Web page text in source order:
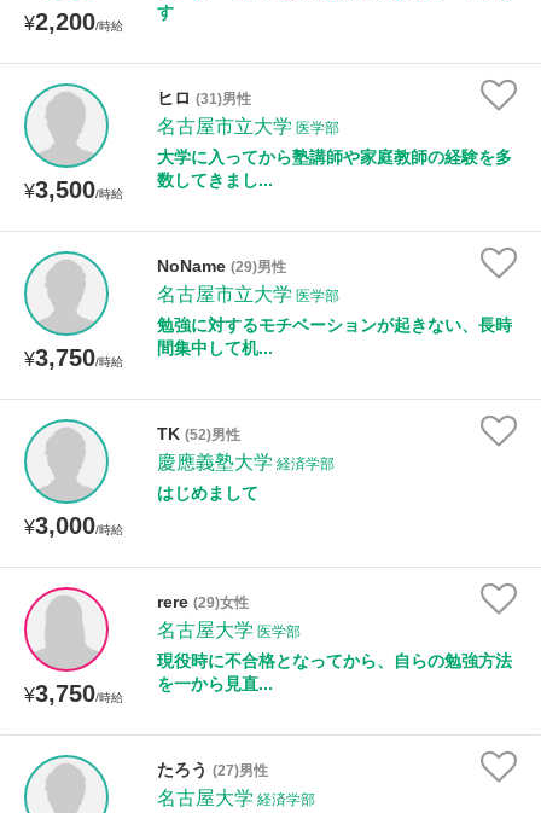
¥2,200/時給
す
¥3,500/時給
ヒロ (31)男性
名古屋市立大学 医学部
大学に入ってから塾講師や家庭教師の経験を多
数してきまし...
¥3,750/時給
NoName (29)男性
名古屋市立大学 医学部
勉強に対するモチベーションが起きない、長時
間集中して机...
¥3,000/時給
TK (52)男性
慶應義塾大学 経済学部
はじめまして
¥3,750/時給
rere (29)女性
名古屋大学 医学部
現役時に不合格となってから、自らの勉強方法
を一から見直...
たろう (27)男性
名古屋大学 経済学部